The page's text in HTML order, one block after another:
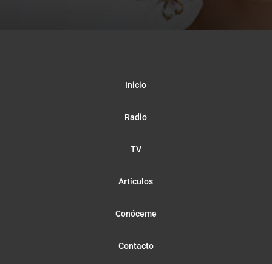
Inicio
Radio
TV
Artículos
Conóceme
Contacto